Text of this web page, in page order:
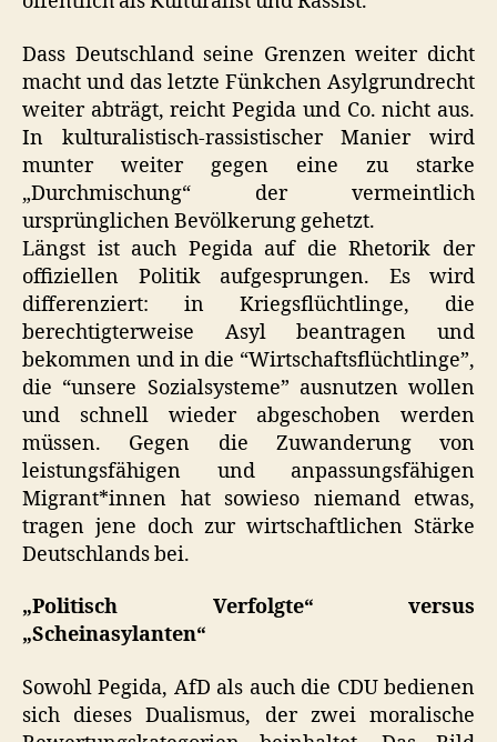
Dass Deutschland seine Grenzen weiter dicht
macht und das letzte Fünkchen Asylgrundrecht
weiter abträgt, reicht Pegida und Co. nicht aus.
In kulturalistisch-rassistischer Manier wird
munter weiter gegen eine zu starke
„Durchmischung“ der vermeintlich
ursprünglichen Bevölkerung gehetzt.
Längst ist auch Pegida auf die Rhetorik der
offiziellen Politik aufgesprungen. Es wird
differenziert: in Kriegsflüchtlinge, die
berechtigterweise Asyl beantragen und
bekommen und in die “Wirtschaftsflüchtlinge”,
die “unsere Sozialsysteme” ausnutzen wollen
und schnell wieder abgeschoben werden
müssen. Gegen die Zuwanderung von
leistungsfähigen und anpassungsfähigen
Migrant*innen hat sowieso niemand etwas,
tragen jene doch zur wirtschaftlichen Stärke
Deutschlands bei.
„Politisch Verfolgte“ versus
„Scheinasylanten“
Sowohl Pegida, AfD als auch die CDUbedienen
sich dieses Dualismus, der zwei moralische